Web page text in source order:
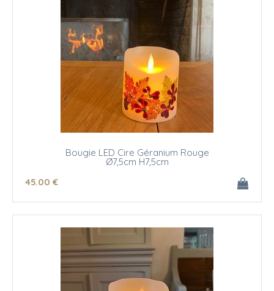
Bougie LED Cire Géranium Rouge
Ø7,5cm H7,5cm
45.00 €